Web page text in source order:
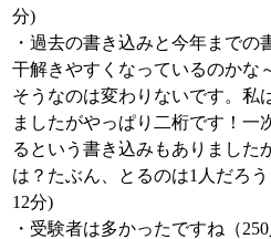
分)
・過去の書き込みと今年まで
干解きやすくなっているのかな
そうなのは変わりないです。私
ましたがやっぱり二桁です！一
るという書き込みもありました
は？たぶん、とるのは1人だろ
12分)
・受験者は多かったですね（